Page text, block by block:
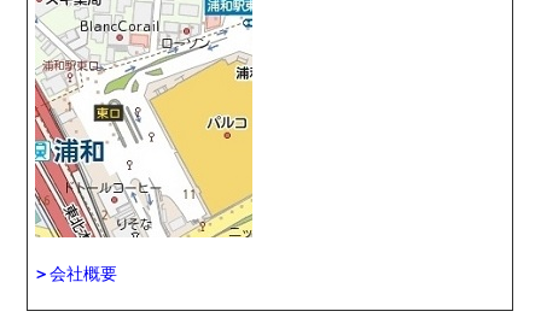
＞会社概要